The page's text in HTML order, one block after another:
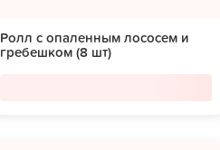
Ролл с опаленным лососем и
гребешком (8 шт)